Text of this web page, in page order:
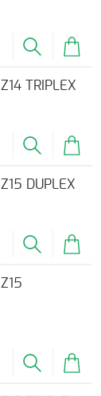
TRIPLEX
DUPLEX